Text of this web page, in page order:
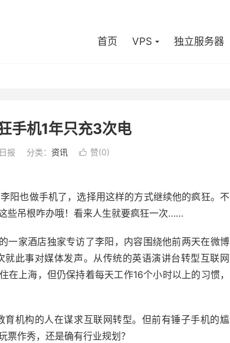
首页 VPS 独立服务器
手机1年只充3次电
报 分类： 资讯  赞(0)
阳也做手机了，选择用这样的方式继续他的疯狂。不
些吊根咋办哦！看来人生就要疯狂一次……
一家酒店独家专访了李阳，内容围绕他前两天在微博
此事对媒体发声。从传统的英语演讲台转型互联网
在上海，但仍保持着每天工作16个小时以上的习惯，
机构的人在谋求互联网转型。但前有锤子手机的尴
作秀，还是确有行业规划？